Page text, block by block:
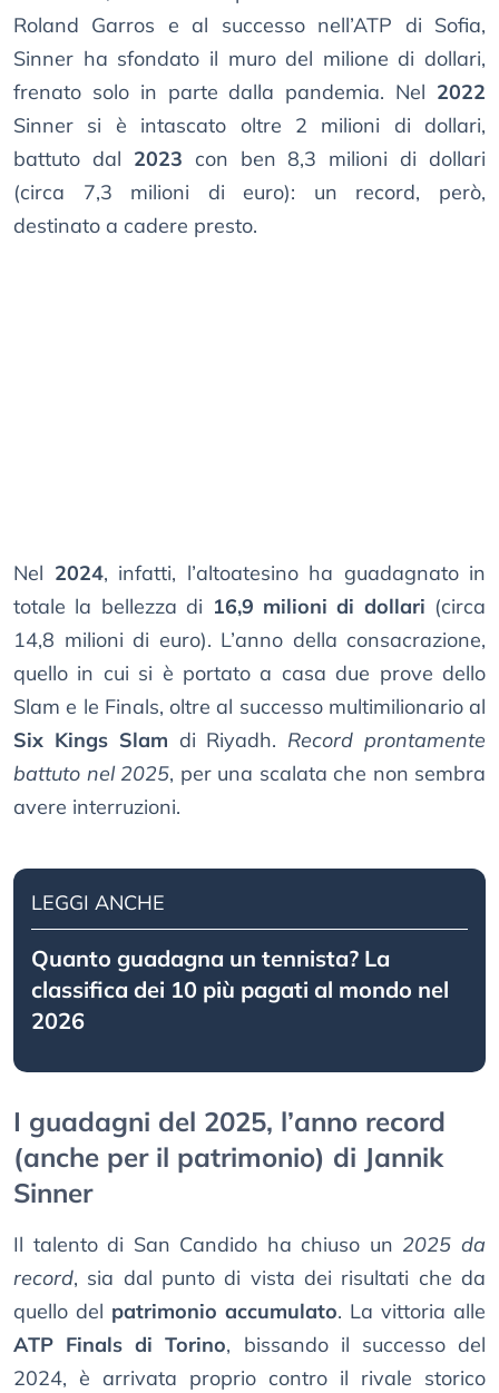
Roland Garros e al successo nell’ATP di Sofia,
Sinner ha sfondato il muro del milione di dollari,
frenato solo in parte dalla pandemia. Nel 2022
Sinner si è intascato oltre 2 milioni di dollari,
battuto dal 2023 con ben 8,3 milioni di dollari
(circa 7,3 milioni di euro): un record, però,
destinato a cadere presto.
Nel 2024, infatti, l’altoatesino ha guadagnato in
totale la bellezza di 16,9 milioni di dollari (circa
14,8 milioni di euro). L’anno della consacrazione,
quello in cui si è portato a casa due prove dello
Slam e le Finals, oltre al successo multimilionario al
Six Kings Slam di Riyadh. Record prontamente
battuto nel 2025, per una scalata che non sembra
avere interruzioni.
LEGGI ANCHE
Quanto guadagna un tennista? La
classifica dei 10 più pagati al mondo nel
2026
I guadagni del 2025, l’anno record
(anche per il patrimonio) di Jannik
Sinner
Il talento di San Candido ha chiuso un 2025 da
record, sia dal punto di vista dei risultati che da
quello del patrimonio accumulato. La vittoria alle
ATP Finals di Torino, bissando il successo del
2024, è arrivata proprio contro il rivale storico